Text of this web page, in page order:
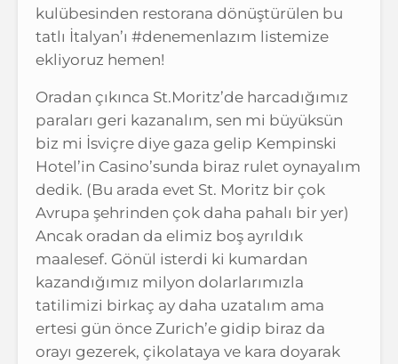
kulübesinden restorana dönüştürülen bu
tatlı İtalyan’ı #denemenlazım listemize
ekliyoruz hemen!
Oradan çıkınca St.Moritz’de harcadığımız
paraları geri kazanalım, sen mi büyüksün
biz mi İsviçre diye gaza gelip Kempinski
Hotel’in Casino’sunda biraz rulet oynayalım
dedik. (Bu arada evet St. Moritz bir çok
Avrupa şehrinden çok daha pahalı bir yer)
Ancak oradan da elimiz boş ayrıldık
maalesef. Gönül isterdi ki kumardan
kazandığımız milyon dolarlarımızla
tatilimizi birkaç ay daha uzatalım ama
ertesi gün önce Zurich’e gidip biraz da
orayı gezerek, çikolataya ve kara doyarak